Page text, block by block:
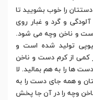
را خوب بشویید تا
و گرد و غبار روی
و ناخن وچه می شود.
تولید شده است و
کمی از کرم دست و ناخن
ها را به هم بمالید. لا
و همه جای دست را به
وچه را در آن جا پخش